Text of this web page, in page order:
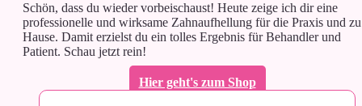
Schön, dass du wieder vorbeischaust! Heute zeige ich dir eine
professionelle und wirksame Zahnaufhellung für die Praxis und zu
Hause. Damit erzielst du ein tolles Ergebnis für Behandler und
Patient. Schau jetzt rein!
Hier geht's zum Shop